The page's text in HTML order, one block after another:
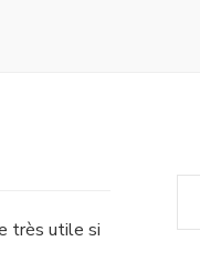
très utile si